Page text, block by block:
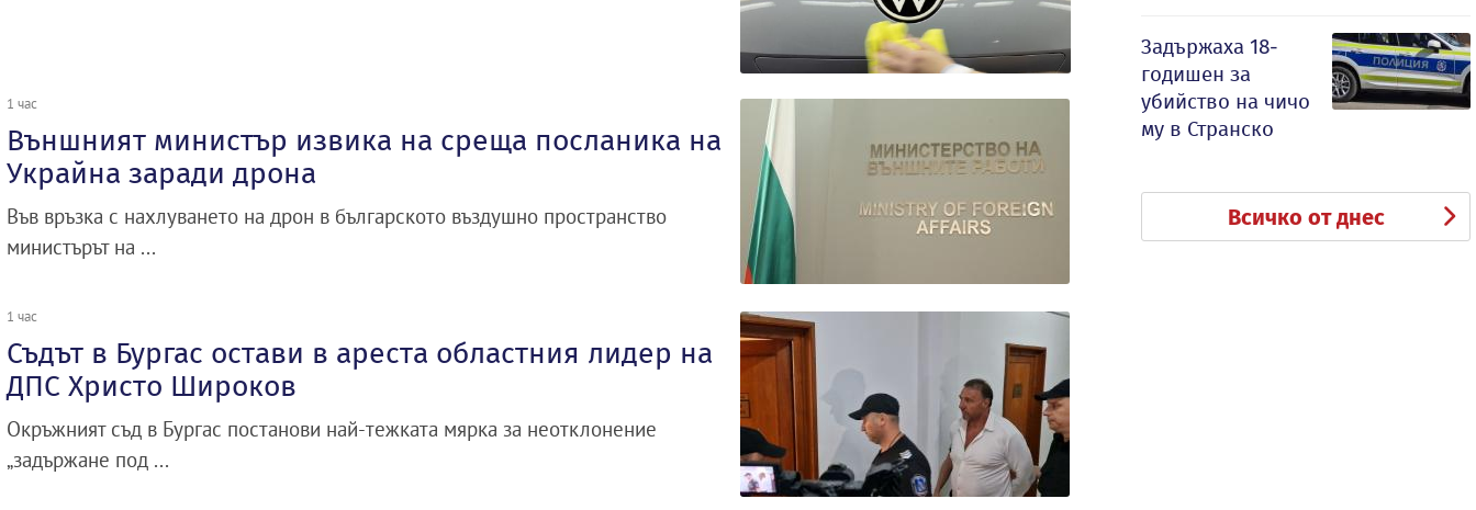
1 час
Външният министър извика на среща посланика на
Украйна заради дрона
Във връзка с нахлуването на дрон в българското въздушно пространство
министърът на ...
1 час
Съдът в Бургас остави в ареста областния лидер на
ДПС Христо Широков
Окръжният съд в Бургас постанови най-тежката мярка за неотклонение
„задържане под ...
Задържаха 18-
годишен за
убийство на чичо
му в Странско
Всичко от днес